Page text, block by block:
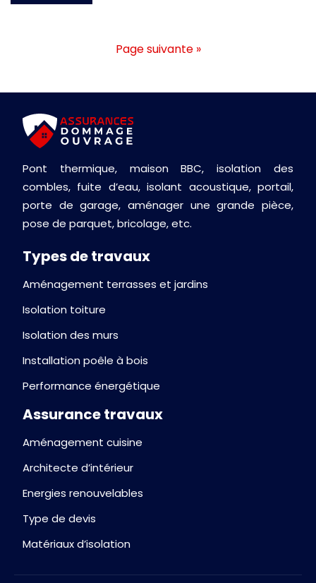
Page suivante »
Pont thermique, maison BBC, isolation des
combles, fuite d’eau, isolant acoustique, portail,
porte de garage, aménager une grande pièce,
pose de parquet, bricolage, etc.
Types de travaux
Aménagement terrasses et jardins
Isolation toiture
Isolation des murs
Installation poêle à bois
Performance énergétique
Assurance travaux
Aménagement cuisine
Architecte d’intérieur
Energies renouvelables
Type de devis
Matériaux d’isolation